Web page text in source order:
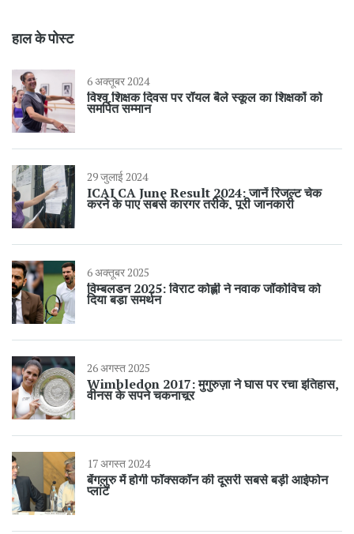
हाल के पोस्ट
6 अक्तूबर 2024
विश्व शिक्षक दिवस पर रॉयल बैले स्कूल का शिक्षकों को
समर्पित सम्मान
29 जुलाई 2024
ICAI CA June Result 2024: जानें रिजल्ट चेक
करने के पाए सबसे कारगर तरीके, पूरी जानकारी
6 अक्तूबर 2025
विम्बलडन 2025: विराट कोह्ली ने नवाक जॉकोविच को
दिया बड़ा समर्थन
26 अगस्त 2025
Wimbledon 2017: मुगुरुज़ा ने घास पर रचा इतिहास,
वीनस के सपने चकनाचूर
17 अगस्त 2024
बेंगलुरु में होगी फॉक्सकॉन की दूसरी सबसे बड़ी आईफोन
प्लांट